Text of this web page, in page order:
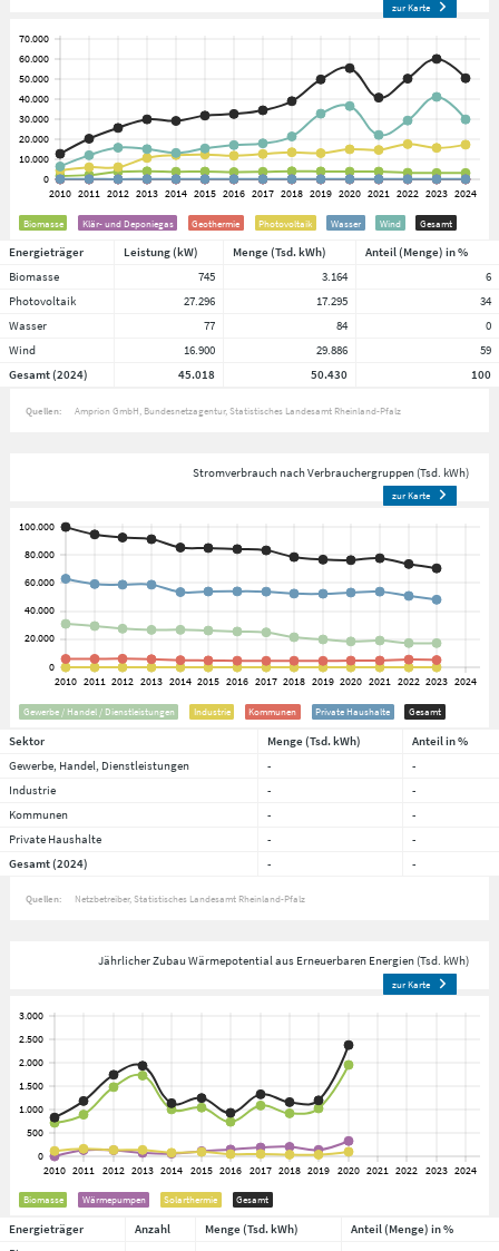
zur Karte
Biomasse Klär- und Deponiegas Geothermie Photovoltaik Wasser Wind Gesamt
Energieträger Leistung (kW) Menge (Tsd. kWh)
Anteil (Menge) in %
Biomasse
745 3.164
6
Photovoltaik
27.296 17.295
34
Wasser
77 84
0
Wind
16.900 29.886
59
Gesamt (2024)
45.018 50.430 100
Quellen: Amprion GmbH Bundesnetzagentur Statistisches Landesamt Rheinland-Pfalz
Stromverbrauch nach Verbrauchergruppen (Tsd. kWh)
zur Karte
Gewerbe / Handel / Dienstleistungen Industrie Kommunen Private Haushalte Gesamt
Sektor Menge (Tsd. kWh)
Anteil in %
Gewerbe, Handel, Dienstleistungen
-
-
Industrie
-
-
Kommunen
-
-
Private Haushalte
-
-
Gesamt (2024)
- -
Quellen: Netzbetreiber Statistisches Landesamt Rheinland-Pfalz
Jährlicher Zubau Wärmepotential aus Erneuerbaren Energien (Tsd. kWh)
zur Karte
Biomasse Wärmepumpen Solarthermie Gesamt
Energieträger Anzahl Menge (Tsd. kWh)
Anteil (Menge) in %